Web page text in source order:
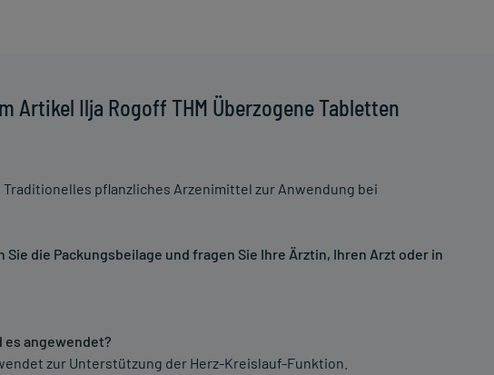
Artikel Ilja Rogoff THM Überzogene Tabletten
Traditionelles pflanzliches Arzenimittel zur Anwendung bei
die Packungsbeilage und fragen Sie Ihre Ärztin, Ihren Arzt oder in
es angewendet?
zur Unterstützung der Herz-Kreislauf-Funktion.